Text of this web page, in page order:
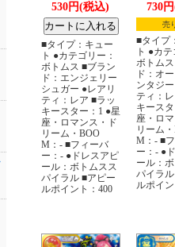
530円(税込)
■タイプ：キュー
ト ●カテゴリー：
ボトムス ■ブラン
ド：エンジェリー
シュガー ●レアリ
ティ：レア ■ラッ
キースター：1 ●星
座・ロマンス・ド
リーム・BOO
M：- ■フィーバ
ー：- ●ドレスアピ
ール：ボトムスス
パイラル ■アピー
ルポイント：400
730
売
■タイプ
ト ●カ
ボトム
ド：オ
ンタジ
ティ：
キース
座・ロ
リーム
M：- ■
ー：- ●
ール：
パイラ
ルポイ